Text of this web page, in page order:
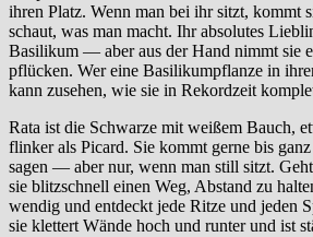
ihren Platz. Wenn man bei ihr sitzt, kommt
schaut, was man macht. Ihr absolutes
Basilikum — aber aus der Hand nimmt sie
pflücken. Wer eine Basilikumpflanze in
kann zusehen, wie sie in Rekordzeit
Rata ist die Schwarze mit weißem Bauch,
flinker als Picard. Sie kommt gerne bis
sagen — aber nur, wenn man still sitzt.
sie blitzschnell einen Weg, Abstand zu
wendig und entdeckt jede Ritze und jeden
sie klettert Wände hoch und runter und ist